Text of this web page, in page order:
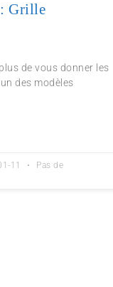
: Grille
de vous donner les
des modèles
11
Pas de